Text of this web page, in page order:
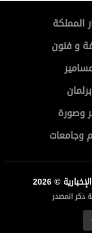
المملكة
و فنون
برلمان
وصورة
وجامعات
© 2026
ذكر المصدر